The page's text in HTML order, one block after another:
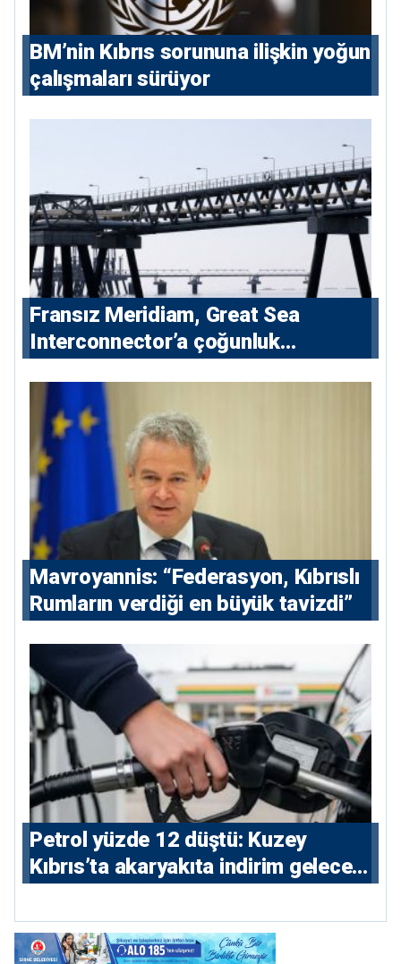
BM’nin Kıbrıs sorununa ilişkin yoğun
çalışmaları sürüyor
Fransız Meridiam, Great Sea
Interconnector’a çoğunluk
Mavroyannis: “Federasyon, Kıbrıslı
Rumların verdiği en büyük tavizdi”
Petrol yüzde 12 düştü: Kuzey
Kıbrıs’ta akaryakıta indirim gelecek